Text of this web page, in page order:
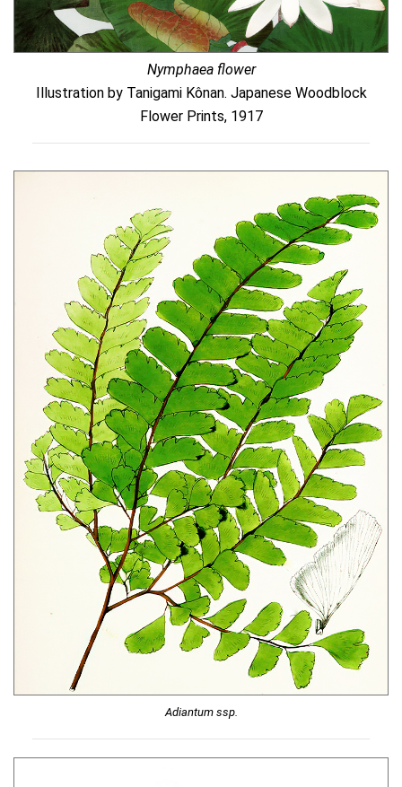
Nymphaea flower
Illustration by Tanigami Kônan. Japanese Woodblock
Flower Prints, 1917
Adiantum ssp.